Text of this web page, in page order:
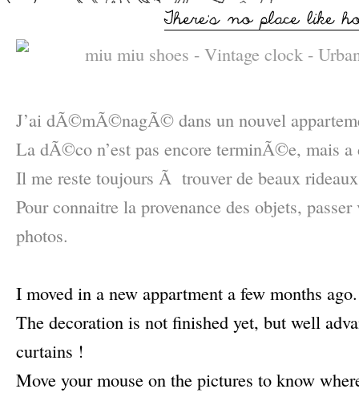
J’ai dÃ©mÃ©nagÃ© dans un nouvel
La dÃ©co n’est pas encore terminÃ©e, mais
Il me reste toujours Ã trouver de beaux
Pour connaitre la provenance des objets,
photos.
I moved in a new appartment a few months ago.
The decoration is not finished yet, but well
curtains !
Move your mouse on the pictures to know